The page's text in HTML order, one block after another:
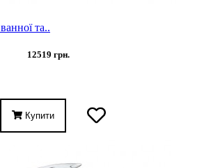
та..
12519 грн.
Купити